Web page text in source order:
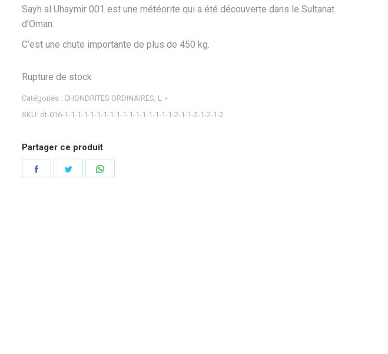
Sayh al Uhaymir 001 est une météorite qui a été découverte dans le Sultanat
d’Oman.
C’est une chute importante de plus de 450 kg.
Rupture de stock
Catégories : CHONDRITES ORDINAIRES, L
SKU: dt-016-1-1-1-1-1-1-1-1-1-1-1-1-1-1-1-1-1-2-1-1-2-1-2-1-2
Partager ce produit
Partager Partager